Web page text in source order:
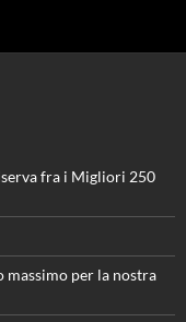
fra i Migliori 250
massimo per la nostra